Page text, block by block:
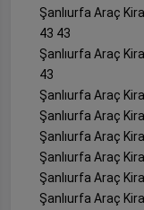
Şanlıurfa Araç
43 43
Şanlıurfa Araç
43
Şanlıurfa Araç
Şanlıurfa Araç
Şanlıurfa Araç
Şanlıurfa Araç
Şanlıurfa Araç
Şanlıurfa Araç